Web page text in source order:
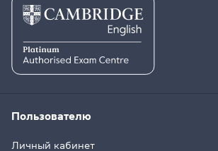
Пользователю
Личный кабинет